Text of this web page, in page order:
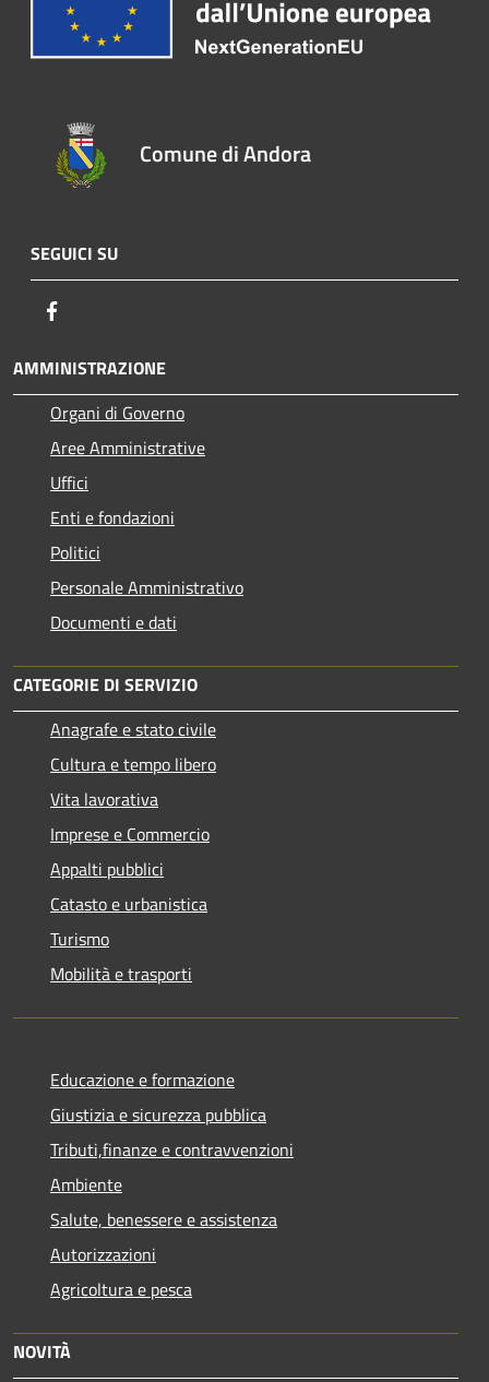
Comune di Andora
SEGUICI SU
AMMINISTRAZIONE
Organi di Governo
Aree Amministrative
Uffici
Enti e fondazioni
Politici
Personale Amministrativo
Documenti e dati
CATEGORIE DI SERVIZIO
Anagrafe e stato civile
Cultura e tempo libero
Vita lavorativa
Imprese e Commercio
Appalti pubblici
Catasto e urbanistica
Turismo
Mobilità e trasporti
Educazione e formazione
Giustizia e sicurezza pubblica
Tributi,finanze e contravvenzioni
Ambiente
Salute, benessere e assistenza
Autorizzazioni
Agricoltura e pesca
NOVITÀ